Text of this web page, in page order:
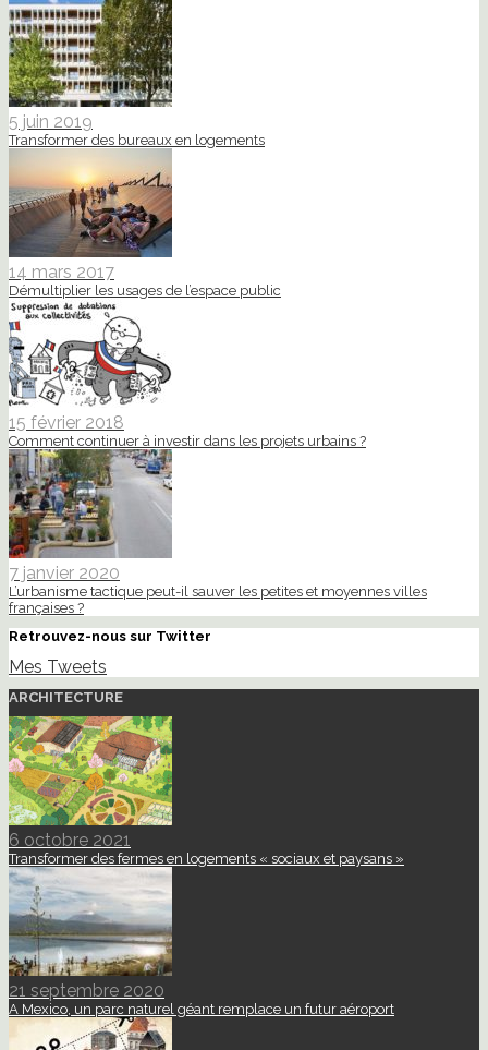
5 juin 2019
Transformer des bureaux en logements
14 mars 2017
Démultiplier les usages de l’espace public
15 février 2018
Comment continuer à investir dans les projets urbains ?
7 janvier 2020
L’urbanisme tactique peut-il sauver les petites et moyennes villes
françaises ?
Retrouvez-nous sur Twitter
Mes Tweets
ARCHITECTURE
6 octobre 2021
Transformer des fermes en logements « sociaux et paysans »
21 septembre 2020
A Mexico, un parc naturel géant remplace un futur aéroport